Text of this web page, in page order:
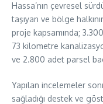
Hassa’nın çevresel
taşıyan ve bölge
proje kapsamında;
73 kilometre
ve 2.800 adet parsel
Yapılan incelemeler
sağladığı destek ve